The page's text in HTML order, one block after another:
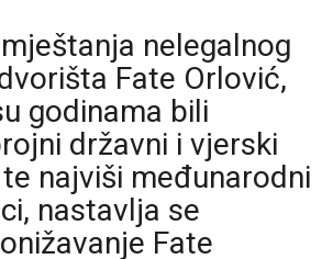
nelegalnog
Fate Orlović,
godinama bili
državni i vjerski
najviši međunarodni
nastavlja se
Fate